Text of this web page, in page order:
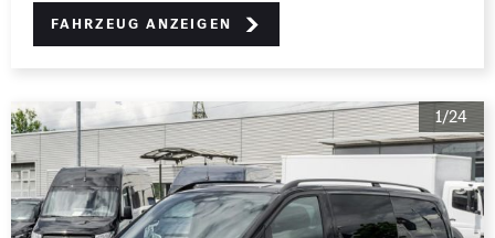
Fahrzeug anzeigen
1/24